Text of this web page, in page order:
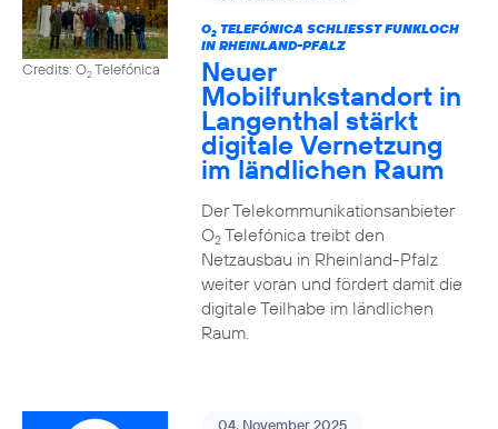
Credits: O2Telefónica
O2TELEFÓNICA SCHLIESST FUNKLOCH I
N RHEINLAND-PFALZ
Neuer
Mobilfunkstandort in
Langenthal stärkt
digitale Vernetzung
im ländlichen Raum
Der Telekommunikationsanbieter
O2Telefónica treibt den
Netzausbau in Rheinland-Pfalz
weiter voran und fördert damit die
digitale Teilhabe im ländlichen
Raum.
04. November 2025